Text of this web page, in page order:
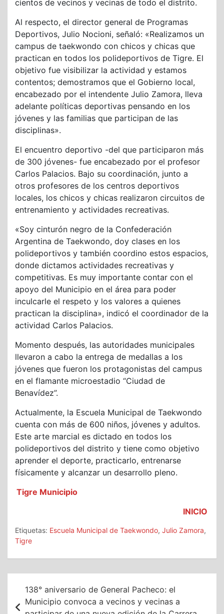
cientos de vecinos y vecinas de todo el distrito.
Al respecto, el director general de Programas
Deportivos, Julio Nocioni, señaló: «Realizamos un
campus de taekwondo con chicos y chicas que
practican en todos los polideportivos de Tigre. El
objetivo fue visibilizar la actividad y estamos
contentos; demostramos que el Gobierno local,
encabezado por el intendente Julio Zamora, lleva
adelante políticas deportivas pensando en los
jóvenes y las familias que participan de las
disciplinas».
El encuentro deportivo -del que participaron más
de 300 jóvenes- fue encabezado por el profesor
Carlos Palacios. Bajo su coordinación, junto a
otros profesores de los centros deportivos
locales, los chicos y chicas realizaron circuitos de
entrenamiento y actividades recreativas.
«Soy cinturón negro de la Confederación
Argentina de Taekwondo, doy clases en los
polideportivos y también coordino estos espacios,
donde dictamos actividades recreativas y
competitivas. Es muy importante contar con el
apoyo del Municipio en el área para poder
inculcarle el respeto y los valores a quienes
practican la disciplina», indicó el coordinador de la
actividad Carlos Palacios.
Momento después, las autoridades municipales
llevaron a cabo la entrega de medallas a los
jóvenes que fueron los protagonistas del campus
en el flamante microestadio “Ciudad de
Benavídez”.
Actualmente, la Escuela Municipal de Taekwondo
cuenta con más de 600 niños, jóvenes y adultos.
Este arte marcial es dictado en todos los
polideportivos del distrito y tiene como objetivo
aprender el deporte, practicarlo, entrenarse
físicamente y alcanzar un desarrollo pleno.
Tigre Municipio
INICIO
Etiquetas: Escuela Municipal de Taekwondo, Julio Zamora,
Tigre
Navegación
de
138° aniversario de General Pacheco: el
Municipio convoca a vecinos y vecinas a